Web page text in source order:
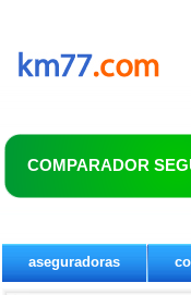
COMPARADOR
aseguradoras